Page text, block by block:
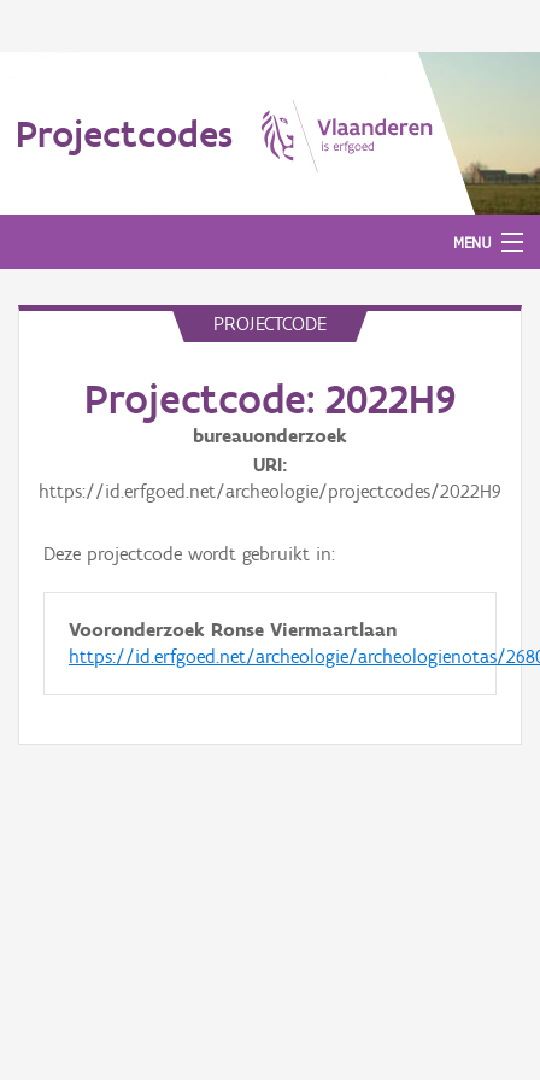
Projectcodes
MENU
PROJECTCODE
Projectcode: 2022H9
bureauonderzoek
URI
https://id.erfgoed.net/archeologie/projectcodes/2022H9
Deze projectcode wordt gebruikt in:
Vooronderzoek Ronse Viermaartlaan
https://id.erfgoed.net/archeologie/archeologienotas/